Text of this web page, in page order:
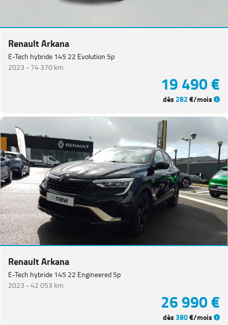
Renault Arkana
E-Tech hybride 145 22 Evolution 5p
2023 -74 370 km
19 490 €
dès 282€/mois
Renault Arkana
E-Tech hybride 145 22 Engineered 5p
2023 -42 053 km
26 990 €
dès380€/mois